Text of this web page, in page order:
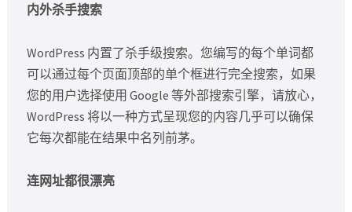
内外杀手搜索
WordPress 内置了杀手级搜索。您编写的每个单词都
可以通过每个页面顶部的单个框进行完全搜索，如果
您的用户选择使用 Google 等外部搜索引擎，请放心，
WordPress 将以一种方式呈现您的内容几乎可以确保
它每次都能在结果中名列前茅。
连网址都很漂亮